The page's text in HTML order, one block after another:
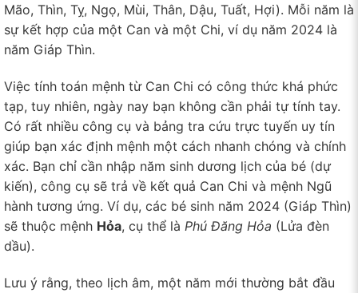
Mão, Thìn, Tỵ, Ngọ, Mùi, Thân, Dậu, Tuất, Hợi). Mỗi năm là
sự kết hợp của một Can và một Chi, ví dụ năm 2024 là
năm Giáp Thìn.
Việc tính toán mệnh từ Can Chi có công thức khá phức
tạp, tuy nhiên, ngày nay bạn không cần phải tự tính tay.
Có rất nhiều công cụ và bảng tra cứu trực tuyến uy tín
giúp bạn xác định mệnh một cách nhanh chóng và chính
xác. Bạn chỉ cần nhập năm sinh dương lịch của bé (dự
kiến), công cụ sẽ trả về kết quả Can Chi và mệnh Ngũ
hành tương ứng. Ví dụ, các bé sinh năm 2024 (Giáp Thìn)
sẽ thuộc mệnh Hỏa, cụ thể là Phú Đăng Hỏa (Lửa đèn
dầu).
Lưu ý rằng, theo lịch âm, một năm mới thường bắt đầu